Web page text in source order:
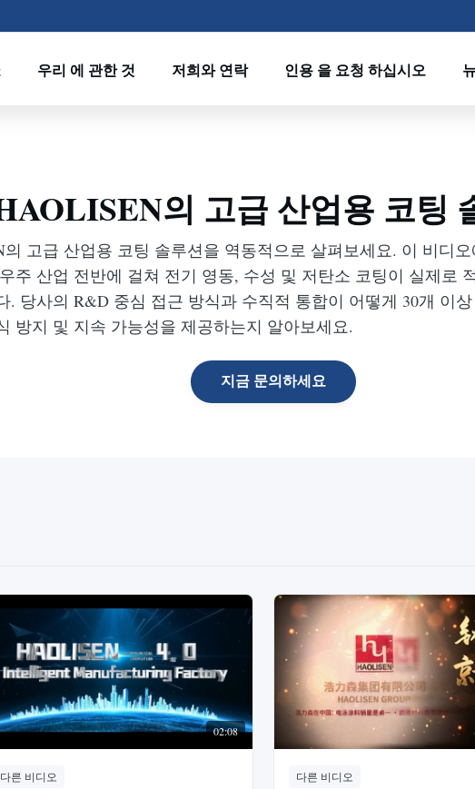
우리 에 관한 것 저희와 연락 인용 을 요청 하십시오
의 고급 산업용 코팅
의 고급 산업용 코팅 솔루션을 역동적으로 살펴보세요. 이 비디
주 산업 전반에 걸쳐 전기 영동, 수성 및 저탄소 코팅이 실제로
. 당사의 R&D 중심 접근 방식과 수직적 통합이 어떻게 30개 이
방지 및 지속 가능성을 제공하는지 알아보세요.
지금 문의하세요
02:08
다른 비디오 다른 비디오